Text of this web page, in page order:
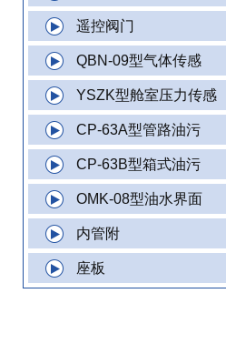
遥控阀门
QBN-09型气体传感
YSZK型舱室压力传感
CP-63A型管路油污
CP-63B型箱式油污
OMK-08型油水界面
内管附
座板